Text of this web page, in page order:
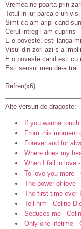
Vremea ne poarta prin
Totul in jur parca e un vis
Simt ca am aripi cand
Cerul intreg l-am cuprins
E o poveste, esti langa
Visul din zori azi s-a
E o poveste cand esti cu
Esti sensul meu de-a trai.
Refren(x6):..
Alte versuri de dragoste:
If you wanna
From this moment
Forever and for
Where does my
When I fall in love
To love you more -
The power of love
The first time ever
Tell him - Celine
Seduces me -
Only one lifetime -